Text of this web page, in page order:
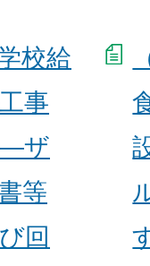
校給
事
―ザ
等
回